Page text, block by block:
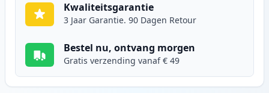
Kwaliteitsgarantie
3 Jaar Garantie. 90 Dagen Retour
Bestel nu, ontvang morgen
Gratis verzending vanaf € 49